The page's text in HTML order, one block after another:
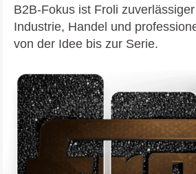
B2B-Fokus ist Froli
Industrie, Handel und
von der Idee bis zur Serie.